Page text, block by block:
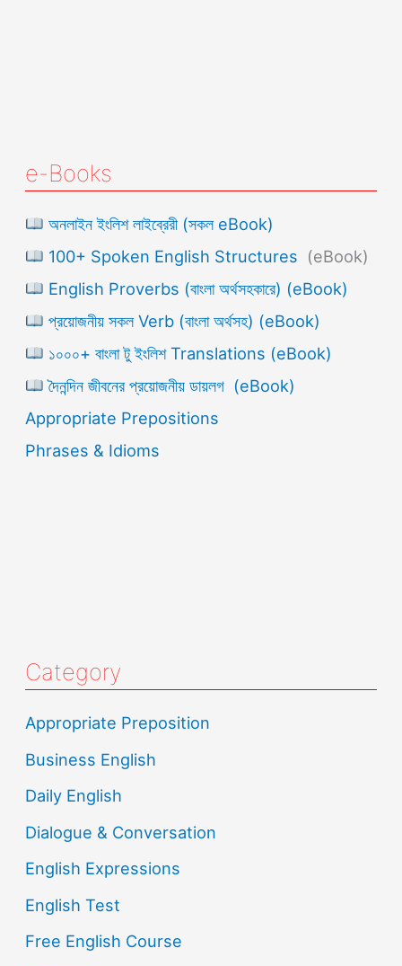
e-Books
অনলাইন ইংলিশ লাইব্রেরী (সকল eBook)
100+ Spoken English Structures (eBook)
English Proverbs (বাংলা অর্থসহকারে) (eBook)
প্রয়োজনীয় সকল Verb (বাংলা অর্থসহ) (eBook)
১০০০+ বাংলা টু ইংলিশ Translations (eBook)
দৈনন্দিন জীবনের প্রয়োজনীয় ডায়লগ (eBook)
Appropriate Prepositions
Phrases & Idioms
Category
Appropriate Preposition
Business English
Daily English
Dialogue & Conversation
English Expressions
English Test
Free English Course